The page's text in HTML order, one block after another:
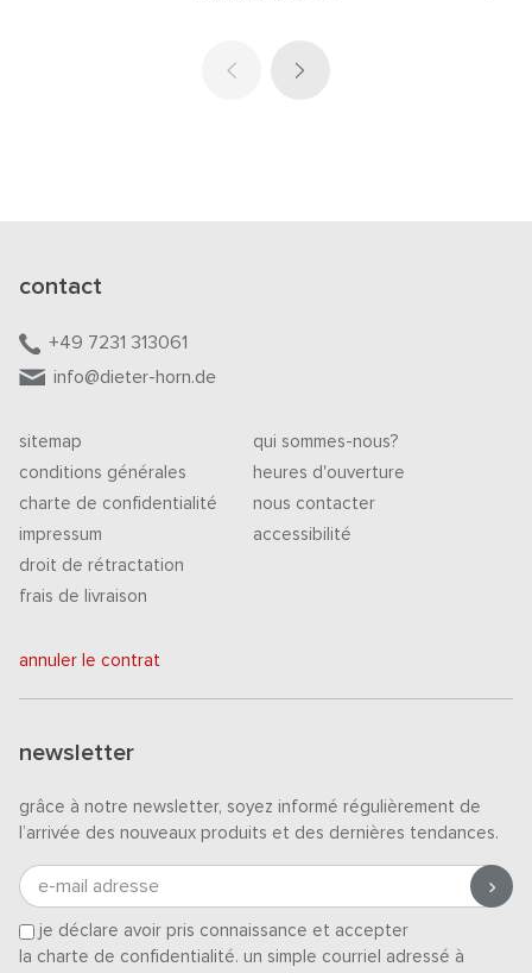
contact
+49 7231 313061
info@dieter-horn.de
sitemap
conditions générales
charte de confidentialité
impressum
droit de rétractation
frais de livraison
qui sommes-nous?
heures d'ouverture
nous contacter
accessibilité
annuler le contrat
newsletter
grâce à notre newsletter, soyez informé régulièrement de
l’arrivée des nouveaux produits et des dernières tendances.
e-mail adresse
je déclare avoir pris connaissance et accepter
la charte de confidentialité. un simple courriel adressé à